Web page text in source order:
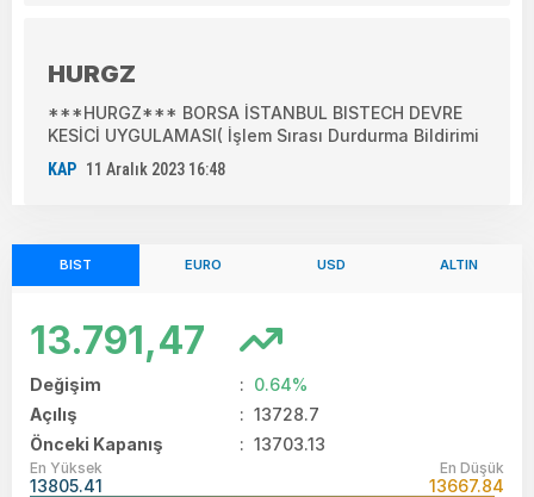
HURGZ
***HURGZ*** BORSA İSTANBUL BISTECH DEVRE
KESİCİ UYGULAMASI( İşlem Sırası Durdurma Bildirimi
KAP 11 Aralık 2023 16:48
BIST EURO USD ALTIN
13.791,47
Değişim : 0.64%
Açılış
: 13728.7
Önceki Kapanış
: 13703.13
En Yüksek
13805.41
En Düşük
13667.84